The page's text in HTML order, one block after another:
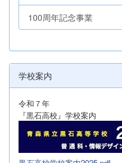
100周年記念事業
学校案内
令和７年
『黒石高校』学校案内